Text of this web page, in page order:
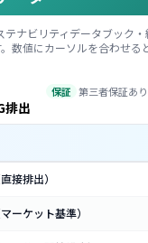
ナビリティデータブック
数値にカーソルを合わせる
保証 第三者保証あり
排出
接排出）
ーケット基準）